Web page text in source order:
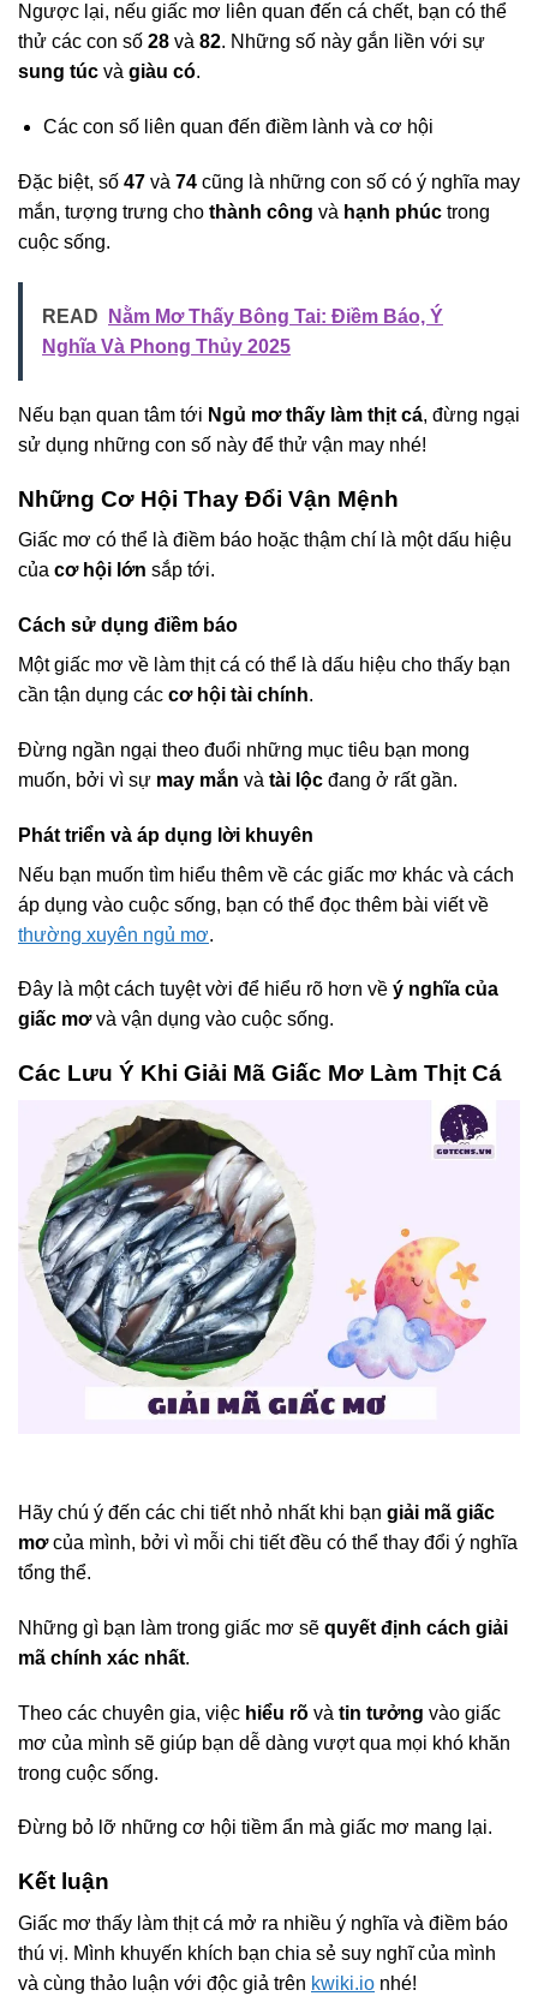
Ngược lại, nếu giấc mơ liên quan đến cá chết, bạn có thể
thử các con số 28 và 82. Những số này gắn liền với sự
sung túc và giàu có.
Các con số liên quan đến điềm lành và cơ hội
Đặc biệt, số 47 và 74 cũng là những con số có ý nghĩa may
mắn, tượng trưng cho thành công và hạnh phúc trong
cuộc sống.
READ
Nằm Mơ Thấy Bông Tai: Điềm Báo, Ý
Nghĩa Và Phong Thủy 2025
Nếu bạn quan tâm tới Ngủ mơ thấy làm thịt cá, đừng ngại
sử dụng những con số này để thử vận may nhé!
Những Cơ Hội Thay Đổi Vận Mệnh
Giấc mơ có thể là điềm báo hoặc thậm chí là một dấu hiệu
của cơ hội lớn sắp tới.
Cách sử dụng điềm báo
Một giấc mơ về làm thịt cá có thể là dấu hiệu cho thấy bạn
cần tận dụng các cơ hội tài chính.
Đừng ngần ngại theo đuổi những mục tiêu bạn mong
muốn, bởi vì sự may mắn và tài lộc đang ở rất gần.
Phát triển và áp dụng lời khuyên
Nếu bạn muốn tìm hiểu thêm về các giấc mơ khác và cách
áp dụng vào cuộc sống, bạn có thể đọc thêm bài viết về
thường xuyên ngủ mơ.
Đây là một cách tuyệt vời để hiểu rõ hơn về ý nghĩa của
giấc mơvà vận dụng vào cuộc sống.
Các Lưu Ý Khi Giải Mã Giấc Mơ Làm Thịt Cá
Hãy chú ý đến các chi tiết nhỏ nhất khi bạn giải mã giấc
mơcủa mình, bởi vì mỗi chi tiết đều có thể thay đổi ý nghĩa
tổng thể.
Những gì bạn làm trong giấc mơ sẽ quyết định cách giải
mã chính xác nhất.
Theo các chuyên gia, việc hiểu rõ và tin tưởng vào giấc
mơ của mình sẽ giúp bạn dễ dàng vượt qua mọi khó khăn
trong cuộc sống.
Đừng bỏ lỡ những cơ hội tiềm ẩn mà giấc mơ mang lại.
Kết luận
Giấc mơ thấy làm thịt cá mở ra nhiều ý nghĩa và điềm báo
thú vị. Mình khuyến khích bạn chia sẻ suy nghĩ của mình
và cùng thảo luận với độc giả trên kwiki.io nhé!